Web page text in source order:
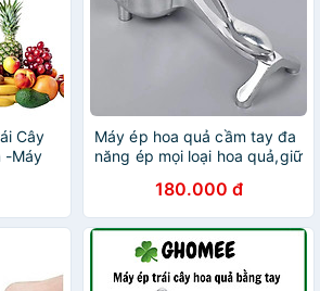
Cây
-Máy
Máy ép hoa quả cầm tay đa
năng ép mọi loại hoa quả,giữ
nước trái cây tiện dụng
180.000 đ